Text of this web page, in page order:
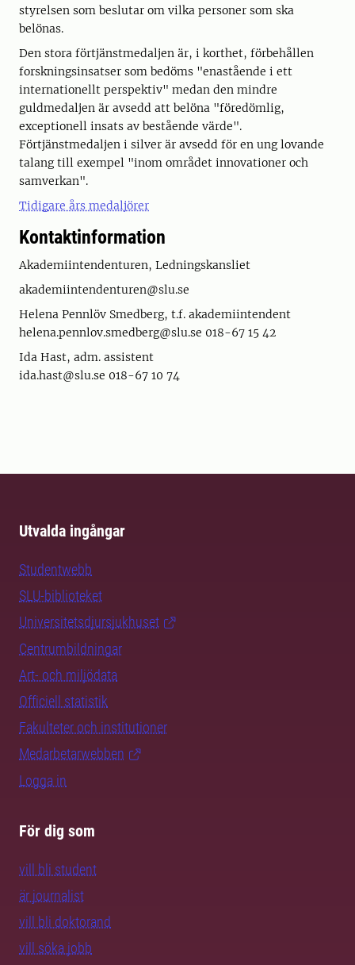
styrelsen som beslutar om vilka personer som ska
belönas.
Den stora förtjänstmedaljen är, i korthet, förbehållen
forskningsinsatser som bedöms "enastående i ett
internationellt perspektiv" medan den mindre
guldmedaljen är avsedd att belöna "föredömlig,
exceptionell insats av bestående värde".
Förtjänstmedaljen i silver är avsedd för en ung lovande
talang till exempel "inom området innovationer och
samverkan".
Tidigare års medaljörer
Kontaktinformation
Akademiintendenturen, Ledningskansliet
akademiintendenturen@slu.se
Helena Pennlöv Smedberg, t.f. akademiintendent
helena.pennlov.smedberg@slu.se 018-67 15 42
Ida Hast, adm. assistent
ida.hast@slu.se 018-67 10 74
Utvalda ingångar
Studentwebb
SLU-biblioteket
Universitetsdjursjukhuset
Centrumbildningar
Art- och miljödata
Officiell statistik
Fakulteter och institutioner
Medarbetarwebben
Logga in
För dig som
vill bli student
är journalist
vill bli doktorand
vill söka jobb